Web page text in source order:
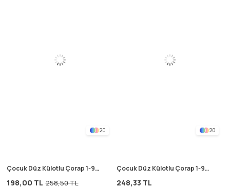
20
Çocuk Düz Külotlu Çorap 1-9
198,00 TL 258,50 TL
20
Çocuk Düz Külotlu Çorap 1-9
248,33 TL